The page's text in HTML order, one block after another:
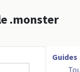
.monster
Guides